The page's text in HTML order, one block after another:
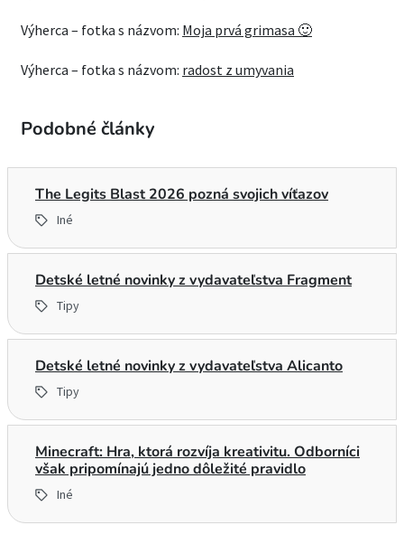
Výherca – fotka s názvom: Moja prvá grimasa 🙂
Výherca – fotka s názvom: radost z umyvania
Podobné články
The Legits Blast 2026 pozná svojich víťazov
Iné
Detské letné novinky z vydavateľstva Fragment
Tipy
Detské letné novinky z vydavateľstva Alicanto
Tipy
Minecraft: Hra, ktorá rozvíja kreativitu. Odborníci
však pripomínajú jedno dôležité pravidlo
Iné